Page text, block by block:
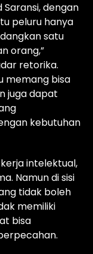
dengan
peluru hanya
satu
orang,”
retorika.
memang bisa
juga dapat
kebutuhan
intelektual,
Namun di sisi
tidak boleh
memiliki
bisa